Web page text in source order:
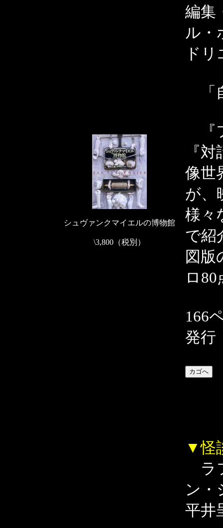
シュヴァンクマイエルの博物館
\3,800（税別）
編集
ル・
ドリ
「
『
『
像世
が、
様々
で紹
図版
ロ80
166
発行
▼怪
ラ
ン・
平井